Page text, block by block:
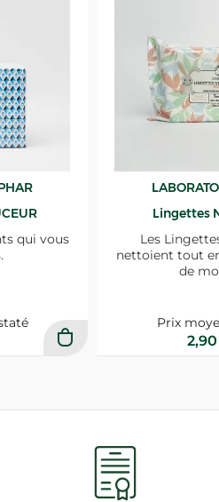
qui vous
Lingettes
Les
nettoient tout
de
Prix